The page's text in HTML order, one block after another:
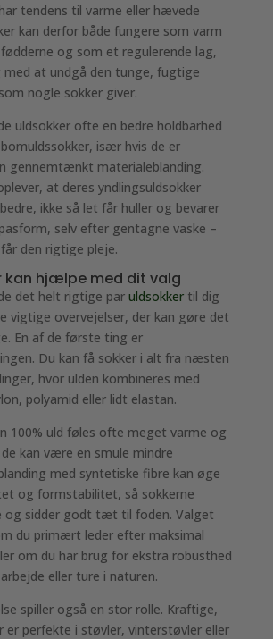
tendens til varme eller hævede
kan derfor både fungere som varm
fødderne og som et regulerende lag,
at undgå den tunge, fugtige
nogle sokker giver.
uldsokker ofte en bedre holdbarhed
især hvis de er
gennemtænkt materialeblanding.
at deres yndlingsuldsokker
ikke så let får huller og bevarer
selv efter gentagne vaske –
den rigtige pleje.
kan hjælpe med dit valg
det helt rigtige par uldsokkertil dig
vigtige overvejelser, der kan gøre det
En af de første ting er
Du kan få sokker i alt fra næsten
hvor ulden kombineres med
polyamid eller lidt elastan.
100% uld føles ofte meget varme og
kan være en smule mindre
med syntetiske fibre kan øge
og formstabilitet, så sokkerne
og sidder godt tæt til foden. Valget
du primært leder efter maksimal
om du har brug for ekstra robusthed
eller ture i naturen.
spiller også en stor rolle. Kraftige,
er perfekte i støvler, vinterstøvler eller